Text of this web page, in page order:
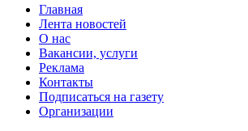
Главная
Лента новостей
О нас
Вакансии, услуги
Реклама
Контакты
Подписаться на газету
Организации